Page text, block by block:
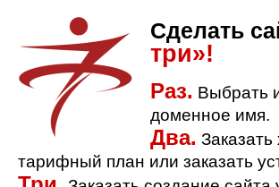
Сделать
три»!
Раз. Выбрать
доменное имя.
Два.
тарифный план или заказать